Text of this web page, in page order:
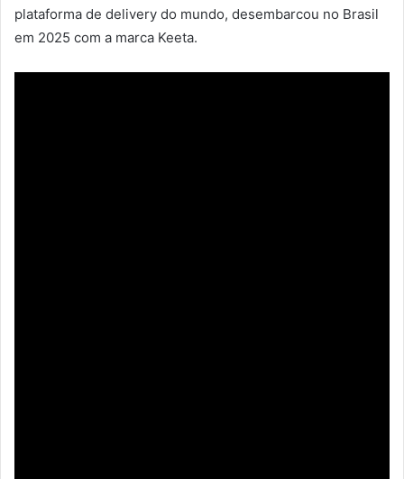
plataforma de delivery do mundo, desembarcou no Brasil
em 2025 com a marca Keeta.